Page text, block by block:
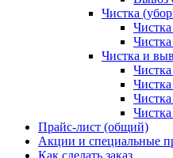
Чистка
Чистка и
Прайс-лист (общий)
Акции и специальные
Как сделать заказ